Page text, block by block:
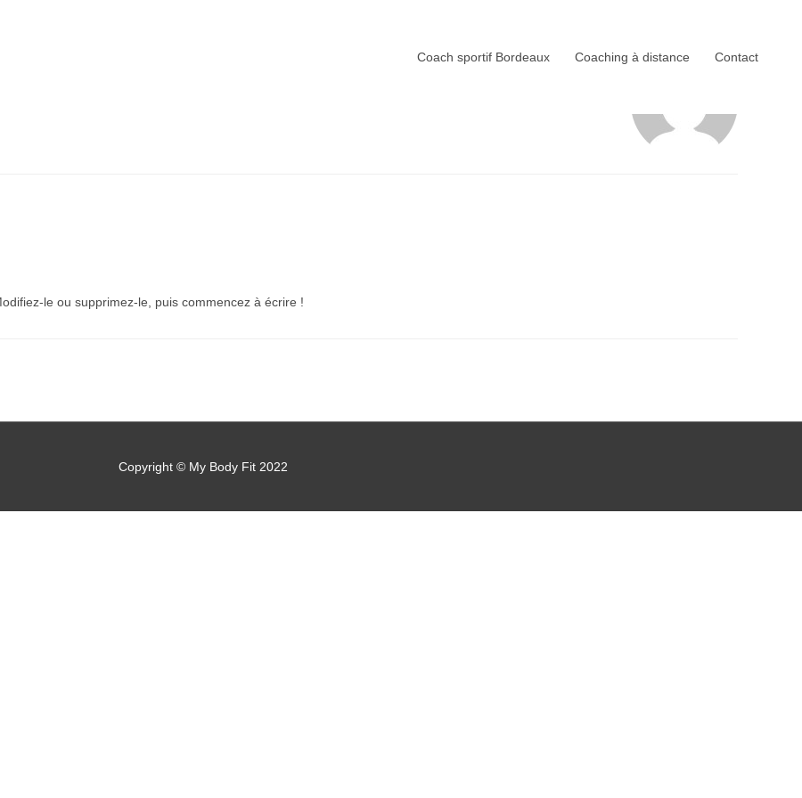
Coach sportif Bordeaux Coaching à distance Contact
le ou supprimez-le, puis commencez à écrire !
Copyright © My Body Fit 2022